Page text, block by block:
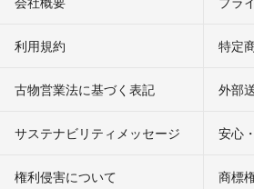
利用規約 特定
古物営業法に基づく表記 外部
サステナビリティメッセージ 安心
権利侵害について
商標